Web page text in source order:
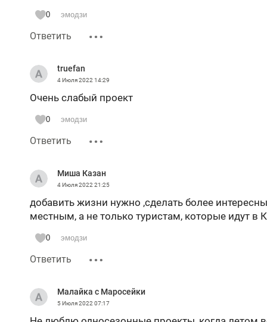
0 эмодзи
Ответить
truefan
4 Июля 202214:29
Очень слабый проект
0 эмодзи
Ответить
Миша Казан
4 Июля 202221:25
добавить жизни нужно ,сделать более
местным, а не только туристам, которые идут в
0 эмодзи
Ответить
Малайка с Маросейки
5 Июля 202207:17